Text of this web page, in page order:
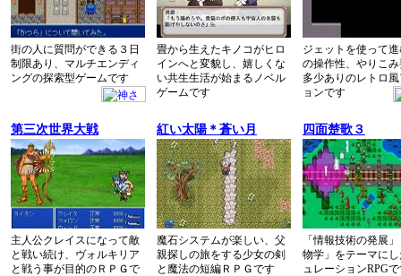
街の人に質問ができる３日
制限あり、マルチエンディ
ングの探索型ゲームです
畳から生えたキノコがヒロ
インへと変貌し、嬉しくな
い共生生活が始まるノベル
ゲームです
ジェットを使って
の操作性、やりこ
多少ありのレトロ
ョンです
第三次世界大戦
主人公クレイスになって敵
と戦い続け、ヴォルキリア
と戦う事が目的のＲＰＧで
紅い太陽＊蒼い月
魔石システムが楽しい、父
親探しの旅をする少女の剣
と魔法の短編ＲＰＧです
四面楚歌３
「情報技術の発展
物学」をテーマに
ュレーションRPG